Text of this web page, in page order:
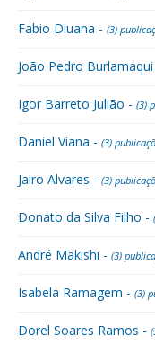
Fabio Diuana - (3)
João Pedro
Igor Barreto Julião - (3)
Daniel Viana - (3)
Jairo Alvares - (3)
Donato da Silva Filho -
André Makishi - (3)
Isabela Ramagem - (3)
Dorel Soares Ramos -